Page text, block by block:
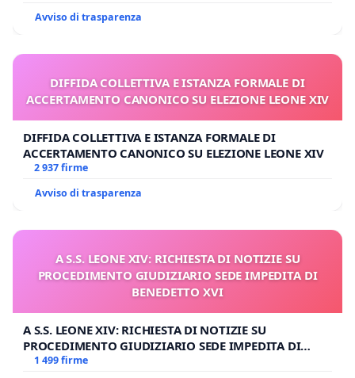
Avviso di trasparenza
DIFFIDA COLLETTIVA E ISTANZA FORMALE DI
ACCERTAMENTO CANONICO SU ELEZIONE LEONE XIV
DIFFIDA COLLETTIVA E ISTANZA FORMALE DI
ACCERTAMENTO CANONICO SU ELEZIONE LEONE XIV
2 937 firme
Avviso di trasparenza
A S.S. LEONE XIV: RICHIESTA DI NOTIZIE SU
PROCEDIMENTO GIUDIZIARIO SEDE IMPEDITA DI
BENEDETTO XVI
A S.S. LEONE XIV: RICHIESTA DI NOTIZIE SU
PROCEDIMENTO GIUDIZIARIO SEDE IMPEDITA DI
BENEDETTO XVI
1 499 firme